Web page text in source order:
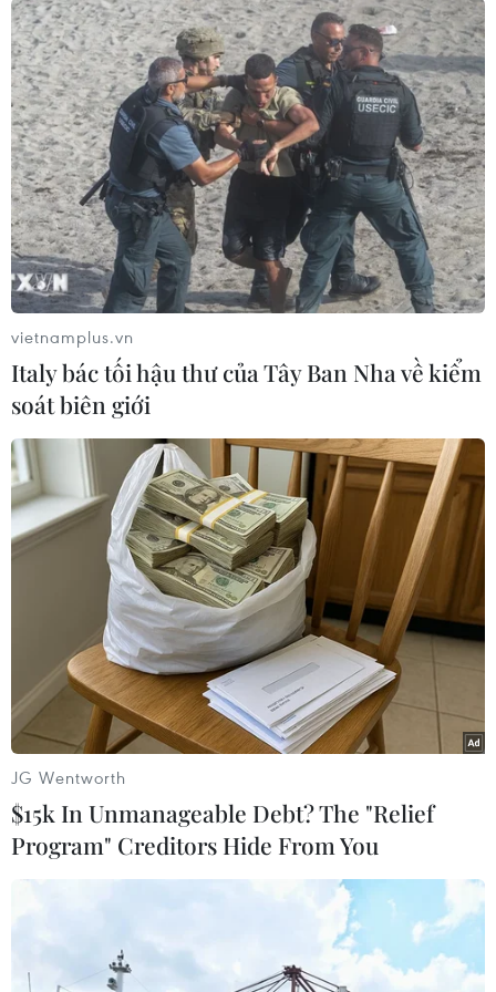
(TTXVN/Vietnam+)
#chỉ số AQI #nhóm nhạy cảm
#tình trạng ô nhiễm
#hệ thống quan trắc không khí
TP. Hà Nội
Theo dõi VietnamPlus
TIN LIÊN QUAN
vietnamplus.vn
Italy bác tối hậu thư của Tây Ban Nha về kiểm
soát biên giới
JG Wentworth
$15k In Unmanageable Debt? The "Relief
Program" Creditors Hide From You